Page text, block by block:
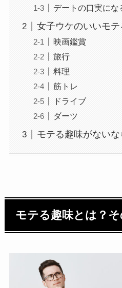
デートの口実にな
女子ウケのいいモテ
映画鑑賞
旅行
料理
筋トレ
ドライブ
ダーツ
モテる趣味がないな
モテる趣味とは？